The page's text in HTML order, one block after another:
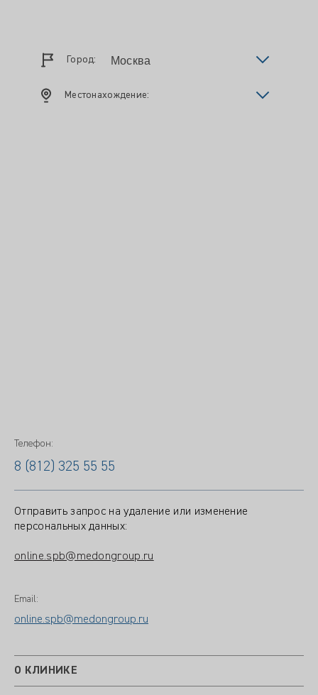
Город:
Местонахождение:
Телефон:
8 (812) 325 55 55
Отправить запрос на удаление или изменение
персональных данных:
online.spb@medongroup.ru
Email:
online.spb@medongroup.ru
О КЛИНИКЕ